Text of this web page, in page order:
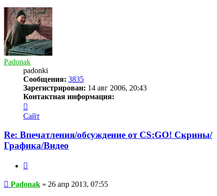
началу
Padonak
padonki
Сообщения: 3835
Зарегистрирован: 14 авг 2006, 20:43
Контактная информация:
информация
пользователя
Сайт
Re: Впечатления/обсуждение от CS:GO! Скрины/
Графика/Видео
Сообщение
Padonak » 26 апр 2013, 07:55